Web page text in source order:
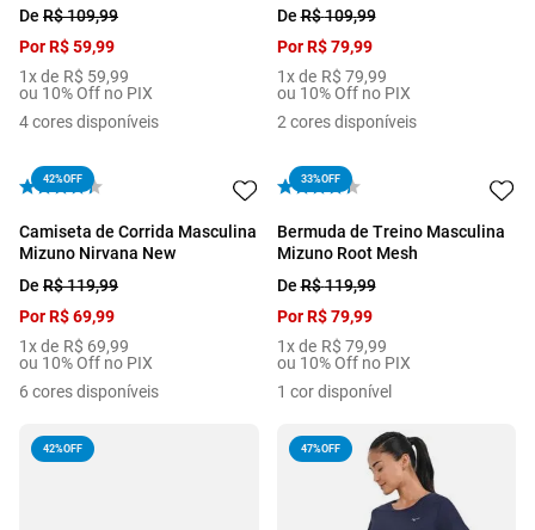
De R$109,99
PorR$59,99
1x de R$ 59,99
ou 10% Off no PIX
4cores disponíveis
DeR$109,99
PorR$ 79,99
1x de R$ 79,99
ou 10% Off no PIX
2 cores disponíveis
42%OFF
Camiseta de Corrida Masculina
Mizuno Nirvana New
De R$119,99
PorR$69,99
1x de R$ 69,99
ou 10% Off no PIX
6 cores disponíveis
33%OFF
Bermuda de Treino Masculina
Mizuno Root Mesh
DeR$119,99
PorR$ 79,99
1x de R$ 79,99
ou 10% Off no PIX
1 cor disponível
42%OFF 47%OFF